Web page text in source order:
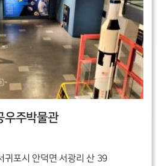
우주박물관
귀포시 안덕면 서광리 산 39